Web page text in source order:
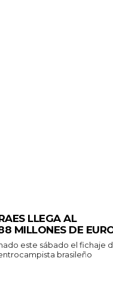
LLEGA AL
MILLONES DE
este sábado el fichaje
brasileño